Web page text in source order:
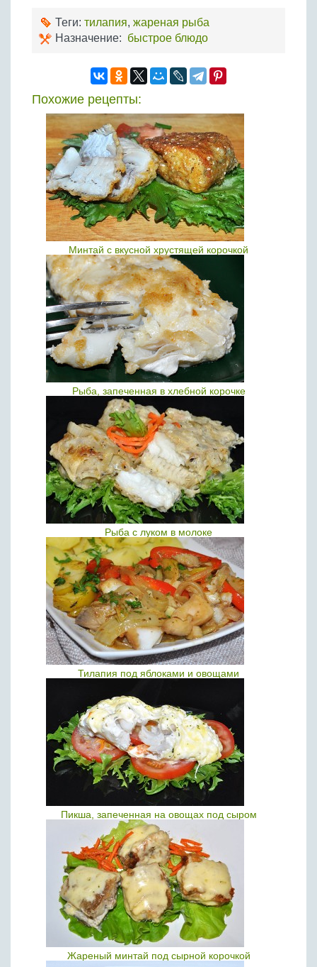
Теги: тилапия, жареная рыба
Назначение: быстрое блюдо
Похожие рецепты:
Минтай с вкусной хрустящей корочкой
Рыба, запеченная в хлебной корочке
Рыба с луком в молоке
Тилапия под яблоками и овощами
Пикша, запеченная на овощах под сыром
Жареный минтай под сырной корочкой